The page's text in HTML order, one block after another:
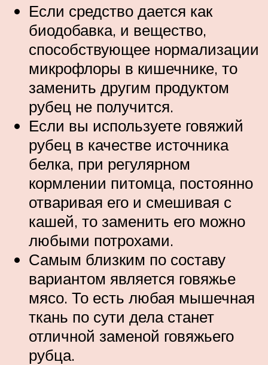
Если средство дается как
биодобавка, и вещество,
способствующее нормализации
микрофлоры в кишечнике, то
заменить другим продуктом
рубец не получится.
Если вы используете говяжий
рубец в качестве источника
белка, при регулярном
кормлении питомца, постоянно
отваривая его и смешивая с
кашей, то заменить его можно
любыми потрохами.
Самым близким по составу
вариантом является говяжье
мясо. То есть любая мышечная
ткань по сути дела станет
отличной заменой говяжьего
рубца.